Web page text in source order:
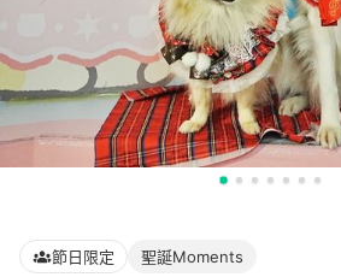
節日限定 聖誕Moments